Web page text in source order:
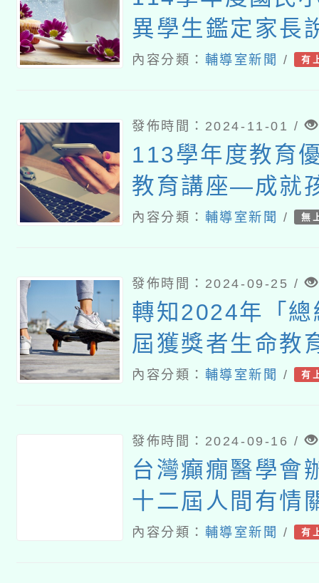
異學生鑑定家長
內容分類： 輔導室新聞 / 有
發佈時間：2024-11-01 /
113學年度教育
教育講座—成就
教養學
內容分類： 輔導室新聞 / 無
發佈時間：2024-09-25 /
轉知2024年「
屆獲獎者生命教
故 事文藝賞」
案，請 查照。
內容分類： 輔導室新聞 / 有
發佈時間：2024-09-16 /
台灣癲癇醫學會
十二屆人間有情
文比賽
內容分類： 輔導室新聞 / 有